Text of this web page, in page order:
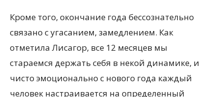
Кроме того, окончание года бессознательно
связано с угасанием, замедлением. Как
отметила Лисагор, все 12 месяцев мы
стараемся держать себя в некой динамике, и
чисто эмоционально с нового года каждый
человек настраивается на определенный